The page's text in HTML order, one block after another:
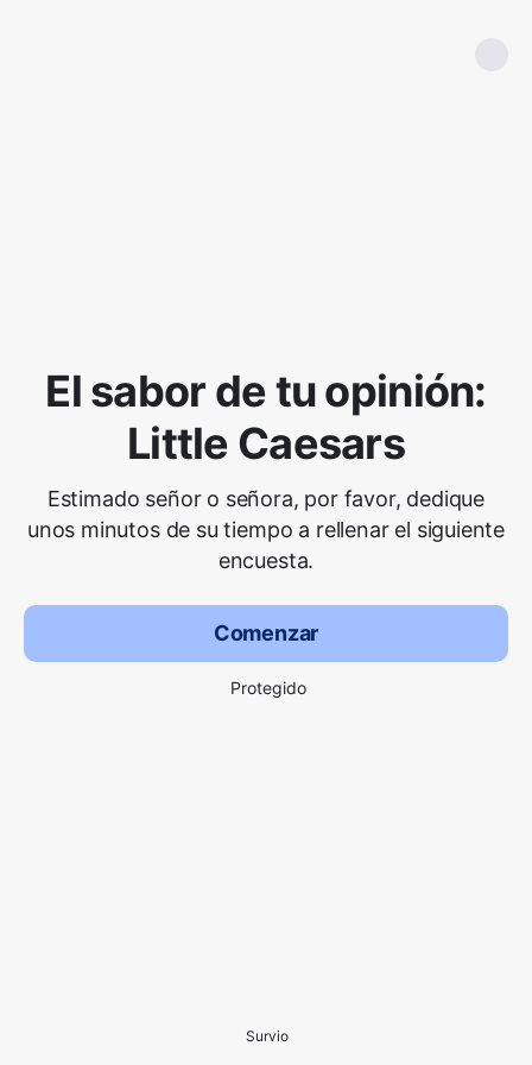
El sabor de tu opinión:
Little Caesars
Estimado señor o señora, por favor, dedique
unos minutos de su tiempo a rellenar el siguiente
encuesta.
Comenzar
Protegido
Survio